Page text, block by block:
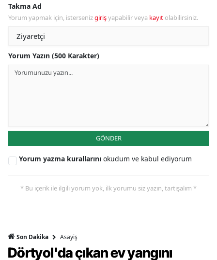
Takma Ad
Yorum yapmak için, istersenizgirişyapabilir veya kayıt olabilirsiniz.
Yorum Yazın (500 Karakter)
GÖNDER
Yorum yazma kurallarını okudum ve kabul ediyorum
* Bu içerik ile ilgili yorum yok, ilk yorumu siz yazın, tartışalım *
Son Dakika Asayiş
Dörtyol'da çıkan ev yangını